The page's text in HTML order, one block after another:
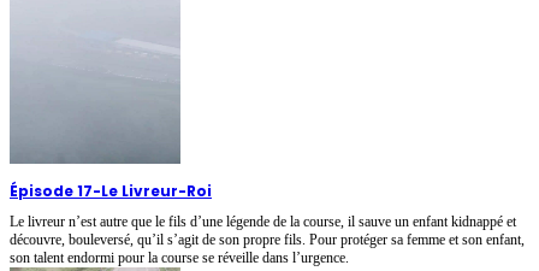
Épisode 17-Le Livreur-Roi
Le livreur n’est autre que le fils d’une légende de la course, il sauve un enfant kidnappé et
découvre, bouleversé, qu’il s’agit de son propre fils. Pour protéger sa femme et son enfant,
son talent endormi pour la course se réveille dans l’urgence.